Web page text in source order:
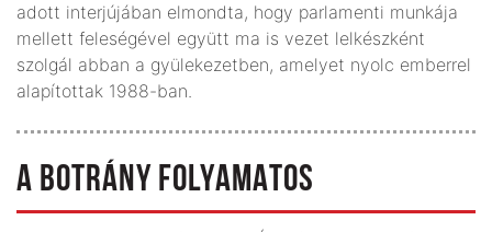
adott interjújában elmondta, hogy parlamenti munkája
mellett feleségével együtt ma is vezet lelkészként
szolgál abban a gyülekezetben, amelyet nyolc emberrel
alapítottak 1988-ban.
A BOTRÁNY FOLYAMATOS